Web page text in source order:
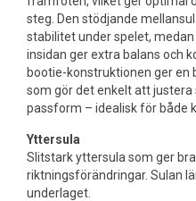
steg. Den stödjande
stabilitet under spelet,
insidan ger extra balans och
bootie-konstruktionen ger
som gör det enkelt att
passform – idealisk för både
Yttersula
Slitstark yttersula som ger
riktningsförändringar. Sulan
underlaget.